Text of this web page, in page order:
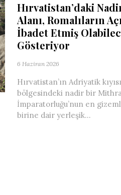
Hırvatistan’daki
Alanı, Romalıların
İbadet Etmiş
Gösteriyor
6 Haziran 2026
Hırvatistan’ın Adriyatik
bölgesindeki nadir bir
İmparatorluğu’nun en
birine dair yerleşik...